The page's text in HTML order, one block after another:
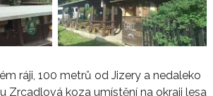
ráji, 100 metrů od Jizery a nedaleko
Zrcadlová koza umístění na okraji lesa